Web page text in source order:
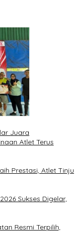
Juara
Atlet Terus
Prestasi, Atlet Tinju
Sukses Digelar,
Resmi Terpilih,